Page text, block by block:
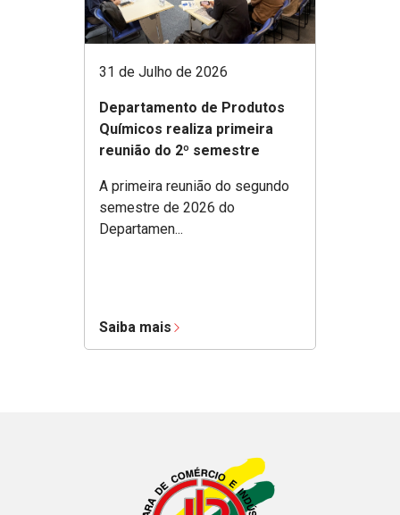
31 de Julho de 2026
Departamento de Produtos
Químicos realiza primeira
reunião do 2º semestre
A primeira reunião do segundo
semestre de 2026 do
Departamen...
Saiba mais